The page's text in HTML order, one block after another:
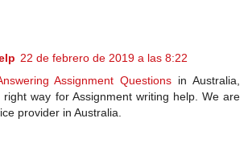
22 de febrero de 2019 a las 8:22
Assignment Questions in Australia,
way for Assignment writing help. We are
provider in Australia.